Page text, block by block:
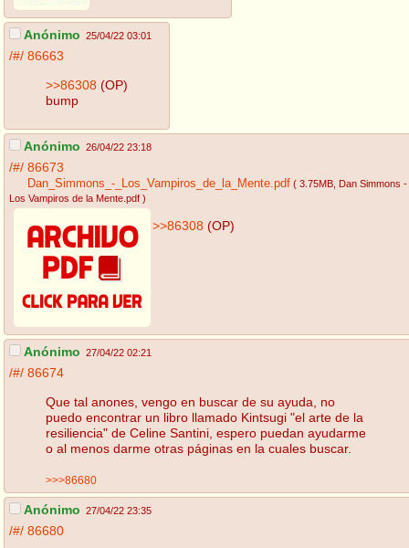
Anónimo 25/04/22 03:01
/#/ 86663
>>86308 (OP)
bump
Anónimo 26/04/22 23:18
/#/ 86673
Dan_Simmons_-_Los_Vampiros_de_la_Mente.pdf ( 3.75MB , Dan Simmons -
Los Vampiros de la Mente.pdf )
>>86308 (OP)
Anónimo 27/04/22 02:21
/#/ 86674
Que tal anones, vengo en buscar de su ayuda, no
puedo encontrar un libro llamado Kintsugi "el arte de la
resiliencia" de Celine Santini, espero puedan ayudarme
o al menos darme otras páginas en la cuales buscar.
>>>86680
Anónimo 27/04/22 23:35
/#/ 86680